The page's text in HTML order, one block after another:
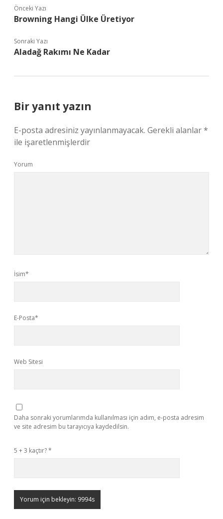
Önceki Yazı
Browning Hangi Ülke Üretiyor
Sonraki Yazı
Aladağ Rakımı Ne Kadar
Bir yanıt yazın
E-posta adresiniz yayınlanmayacak. Gerekli alanlar*
ile işaretlenmişlerdir
Yorum
İsim*
E-Posta*
Web Sitesi
Daha sonraki yorumlarımda kullanılması için adım, e-posta adresim
ve site adresim bu tarayıcıya kaydedilsin.
5 + 3 kaçtır?*